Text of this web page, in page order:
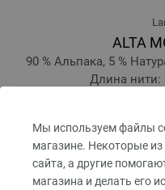
Мы используем файлы
магазине. Некоторые
сайта, а другие
магазина и делать его
ALTA
90 % Альпака, 5 %
Длина нити:
без НДС, без учета стоимости
prev